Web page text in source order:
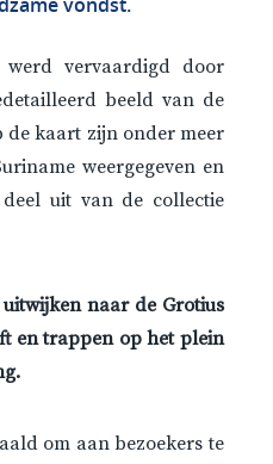
vervaardigd door
beeld van de
de kaart zijn onder meer
weergegeven en
uit van de collectie
naar de Grotius
en trappen op het plein
om aan bezoekers te